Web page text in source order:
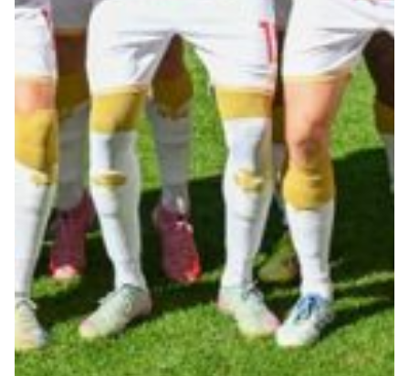
Summer Sale
Mare
Accessori
Party
Outlet
Helan x Genoa
Isolani x Genoa
Gift Card Online Store